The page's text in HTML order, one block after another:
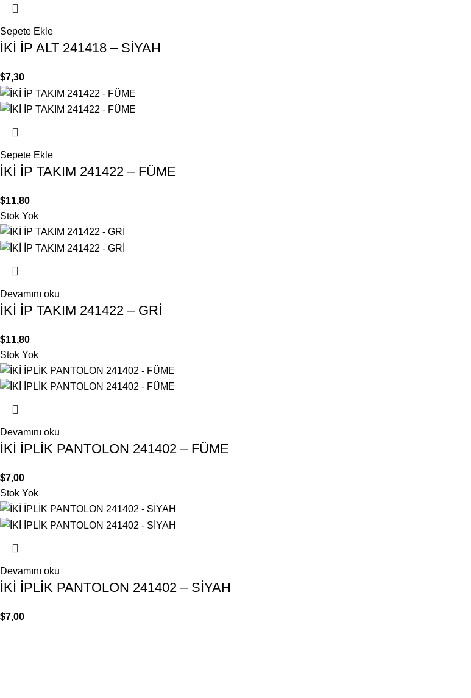
Sepete Ekle
İKİ İP ALT 241418 – SİYAH
$7,30
Sepete Ekle
İKİ İP TAKIM 241422 – FÜME
$11,80
Stok Yok
Devamını oku
İKİ İP TAKIM 241422 – GRİ
$11,80
Stok Yok
Devamını oku
İKİ İPLİK PANTOLON 241402 – FÜME
$7,00
Stok Yok
Devamını oku
İKİ İPLİK PANTOLON 241402 – SİYAH
$7,00